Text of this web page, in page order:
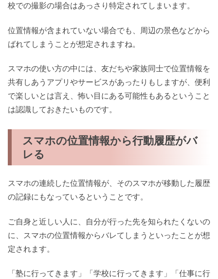
校での撮影の場合はあっさり特定されてしまいます。
位置情報が含まれていない場合でも、周辺の景色などから
ばれてしまうことが想定されますね。
スマホの使い方の中には、友だちや家族同士で位置情報を
共有しあうアプリやサービスがあったりもしますが、便利
で楽しいとは言え、怖い目にある可能性もあるということ
は認識しておきたいものです。
スマホの位置情報から行動履歴がバ
レる
スマホの連続した位置情報が、そのスマホが移動した履歴
の記録にもなっているということです。
ご自身と近しい人に、自分が行った先を知られたくないの
に、スマホの位置情報からバレてしまうといったことが想
定されます。
「塾に行ってきます」「学校に行ってきます」「仕事に行